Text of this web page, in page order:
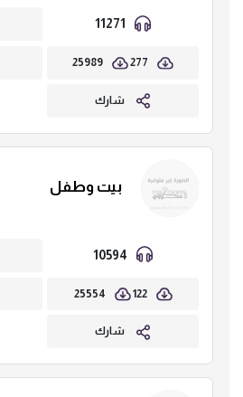
277
25989
شارك
بيت وطفل
122
25554
شارك